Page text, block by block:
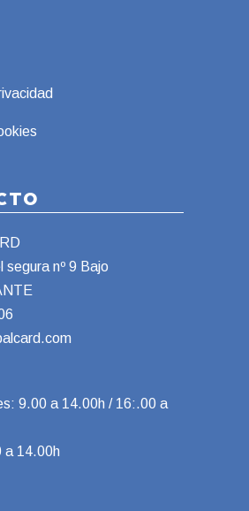
segura nº 9 Bajo
9.00 a 14.00h / 16:.00 a
a 14.00h